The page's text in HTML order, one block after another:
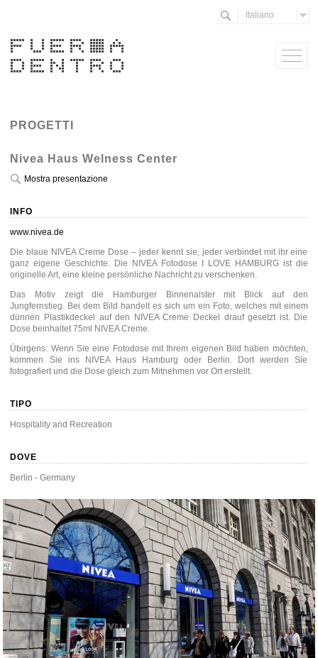
PROGETTI
Nivea Haus Welness Center
Mostra presentazione
INFO
www.nivea.de
Die blaue NIVEA Creme Dose – jeder kennt sie, jeder verbindet mit ihr eine
ganz eigene Geschichte. Die NIVEA Fotodose I LOVE HAMBURG ist die
originelle Art, eine kleine persönliche Nachricht zu verschenken.
Das Motiv zeigt die Hamburger Binnenalster mit Blick auf den
Jungfernstieg. Bei dem Bild handelt es sich um ein Foto, welches mit einem
dünnen Plastikdeckel auf den NIVEA Creme Deckel drauf gesetzt ist. Die
Dose beinhaltet 75ml NIVEA Creme.
Übirgens: Wenn Sie eine Fotodose mit Ihrem eigenen Bild haben möchten,
kommen Sie ins NIVEA Haus Hamburg oder Berlin. Dort werden Sie
fotografiert und die Dose gleich zum Mitnehmen vor Ort erstellt.
TIPO
Hospitality and Recreation
DOVE
Berlin - Germany
Italiano